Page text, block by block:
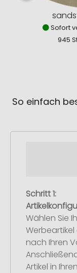
Sofort
945
So einfach
Schritt 1:
Wählen Sie
nach Ihren
Artikel in